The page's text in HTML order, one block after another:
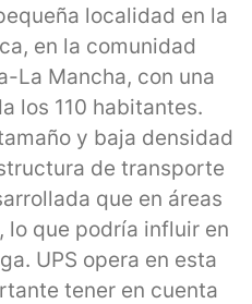
localidad en la
en la comunidad
La Mancha, con una
los 110 habitantes.
y baja densidad
de transporte
que en áreas
lo que podría influir en
UPS opera en esta
tener en cuenta